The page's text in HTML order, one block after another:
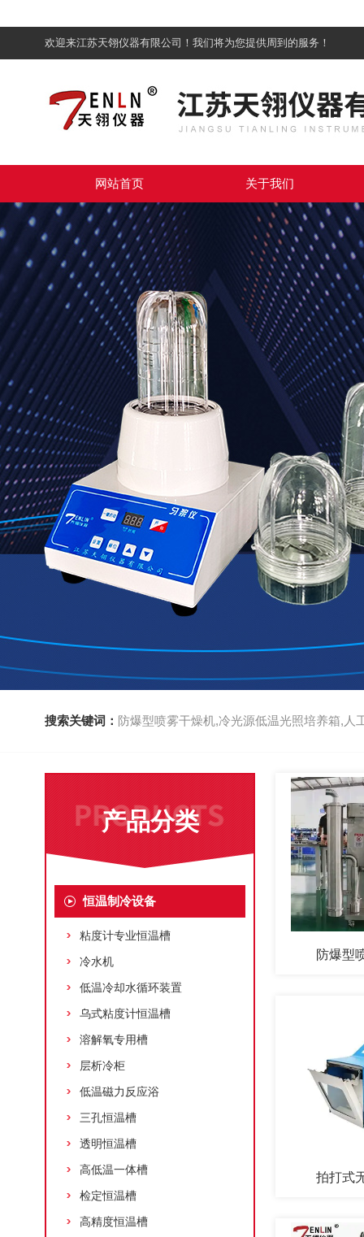
欢迎来江苏天翎仪器有限公司！我们将为您提供周到的服务！
网站首页 关于我们
搜索关键词： 防爆型喷雾干燥机,冷光源低温光照培养箱,人
产品分类
恒温制冷设备
粘度计专业恒温槽
冷水机
低温冷却水循环装置
乌式粘度计恒温槽
溶解氧专用槽
层析冷柜
低温磁力反应浴
三孔恒温槽
透明恒温槽
高低温一体槽
检定恒温槽
高精度恒温槽
防爆型
拍打式